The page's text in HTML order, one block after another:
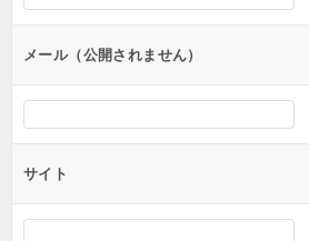
ンメール（公開されません）
サイト